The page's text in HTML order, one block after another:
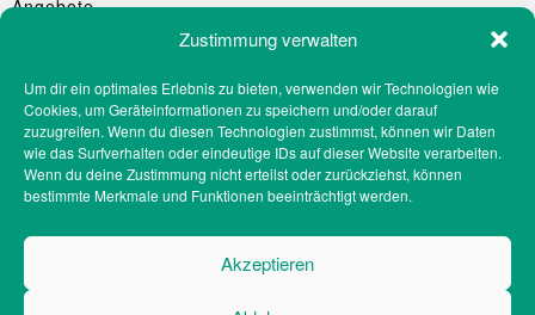
Zustimmung verwalten
Um dir ein optimales Erlebnis zu bieten, verwenden wir Technologien wie
Cookies, um Geräteinformationen zu speichern und/oder darauf
zuzugreifen. Wenn du diesen Technologien zustimmst, können wir Daten
wie das Surfverhalten oder eindeutige IDs auf dieser Website verarbeiten.
Wenn du deine Zustimmung nicht erteilst oder zurückziehst, können
bestimmte Merkmale und Funktionen beeinträchtigt werden.
Akzeptieren
Angebote
Catering
Webshop
Filialen
Kontakt
Teilnahmebedingungen Gewinnspiel
Impressum
Social-Media-Datenschutz